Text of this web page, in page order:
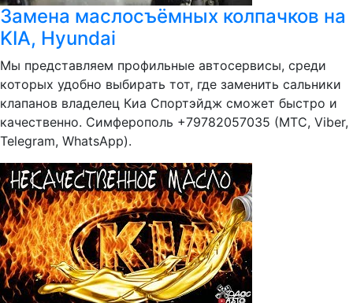
Замена маслосъёмных колпачков на
KIA, Hyundai
Мы представляем профильные автосервисы, среди
которых удобно выбирать тот, где заменить сальники
клапанов владелец Киа Спортэйдж сможет быстро и
качественно. Симферополь +79782057035 (МТС, Viber,
Telegram, WhatsApp).